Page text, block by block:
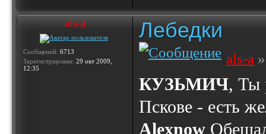
als-a
Сообщений: 6713
Зарегистрирован: 29 окт 2009,
12:35
Лебедки
als-a
КУЗЬМИЧ, Ты
Пскове - есть
Alexnow